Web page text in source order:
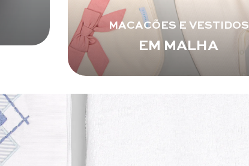
MACACÕES E VESTIDOS
EM MALHA